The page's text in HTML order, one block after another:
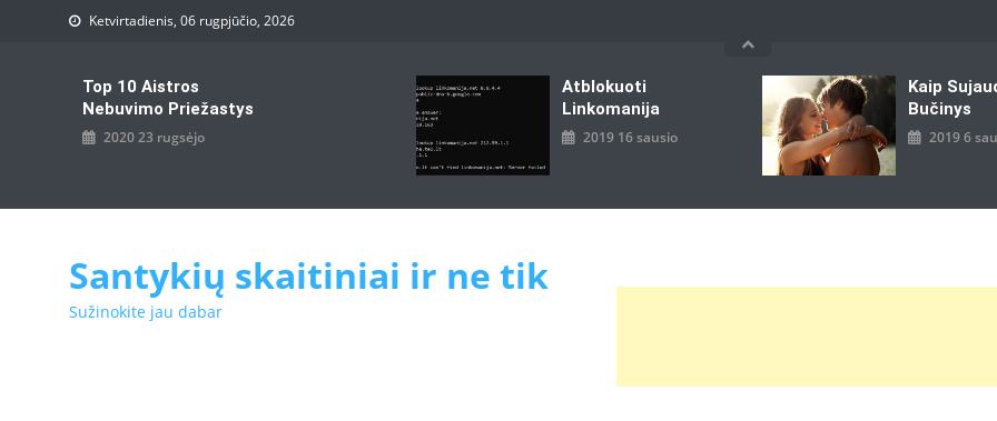
Ketvirtadienis, 06 rugpjūčio, 2026
Top 10 Aistros
Nebuvimo Priežastys
2020 23 rugsėjo
Atblokuoti
Linkomanija
2019 16 sausio
Kaip
Bučinys
2019 6
Santykių skaitiniai ir ne tik
Sužinokite jau dabar